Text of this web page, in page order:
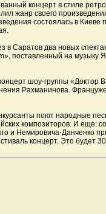
концерт в стиле ретро
жанр своего
состоялась в Киеве
в Саратов два новых
поставленный на музыку
шоу-группы «Доктор
Рахманинова.
поют народные
композиторов. И еще:
и Немировича-Данченко
концерт. Это будет